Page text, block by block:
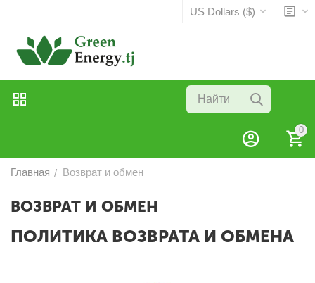
US Dollars ($)
0
Главная / Возврат и обмен
ВОЗВРАТ И ОБМЕН
ПОЛИТИКА ВОЗВРАТА И ОБМЕНА